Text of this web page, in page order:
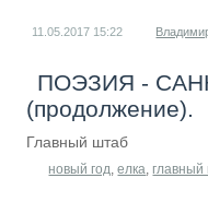
11.05.2017 15:22
ПОЭЗИЯ -
(продолжение).
Главный штаб
новый год,елка,